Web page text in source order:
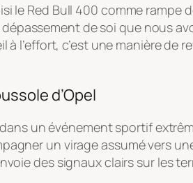
le Red Bull 400 comme
dépassement de soi que nous
à l’effort, c’est une manière de
d’Opel
un événement sportif
un virage assumé vers
des signaux clairs sur les